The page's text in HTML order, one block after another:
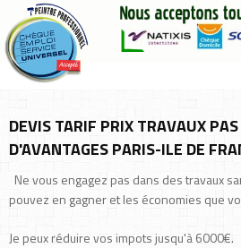
DEVIS TARIF PRIX TRAVAUX
D'AVANTAGES PARIS-ILE DE
Ne vous engagez pas dans des travaux
pouvez en gagner et les économies que
Je peux réduire vos impots jusqu'à 6000€.